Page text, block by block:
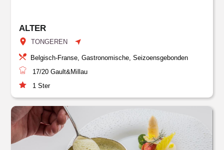
ALTER
TONGEREN
Belgisch-Franse, Gastronomische, Seizoensgebonden
17/20 Gault&Millau
1 Ster